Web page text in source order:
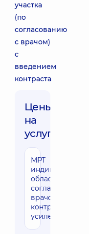
участка
(по
согласованию
с врачом)
с
введением
контраста
Цены
на
услуги:
МРТ
индивидуальной
области (по
согласованию с
врачом) с
контрастным
усилением